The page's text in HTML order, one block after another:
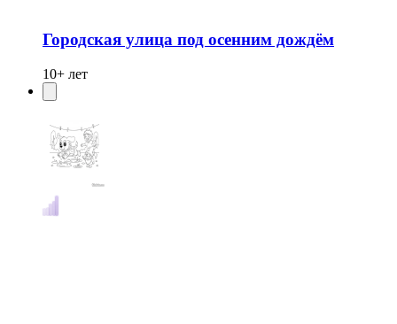
Городская улица под осенним дождём
10+ лет